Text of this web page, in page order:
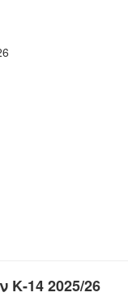
14 2025/26